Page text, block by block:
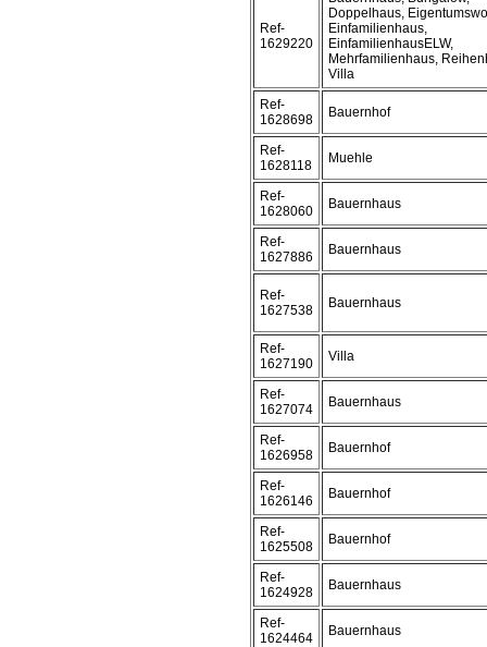
Ref-
1629220
Doppelhaus,
Einfamilienhaus,
EinfamilienhausELW,
Mehrfamilienhaus,
Villa
Ref-
1628698
Bauernhof
Ref-
1628118
Muehle
Ref-
1628060
Bauernhaus
Ref-
1627886
Bauernhaus
Ref-
1627538
Bauernhaus
Ref-
1627190
Villa
Ref-
1627074
Bauernhaus
Ref-
1626958
Bauernhof
Ref-
1626146
Bauernhof
Ref-
1625508
Bauernhof
Ref-
1624928
Bauernhaus
Ref-
1624464
Bauernhaus